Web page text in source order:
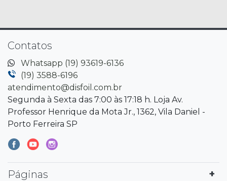
Contatos
Whatsapp (19) 93619-6136
(19) 3588-6196
atendimento@disfoil.com.br
Segunda à Sexta das 7:00 às 17:18 h. Loja Av.
Professor Henrique da Mota Jr., 1362, Vila Daniel -
Porto Ferreira SP
Páginas